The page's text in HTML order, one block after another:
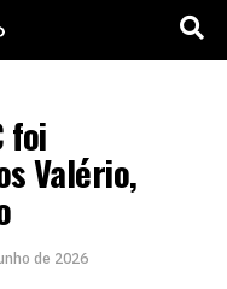
foi
Valério,
de 2026